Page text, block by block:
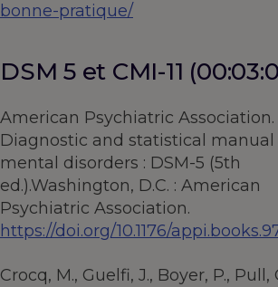
bonne-pratique/
DSM 5 et CMI-11
American Psychiatric Association.
Diagnostic and statistical manual
mental disorders : DSM-5 (5th
ed.).Washington, D.C. : American
Psychiatric Association.
https://doi.org/10.1176/
Crocq, M., Guelfi, J., Boyer, P., Pull,